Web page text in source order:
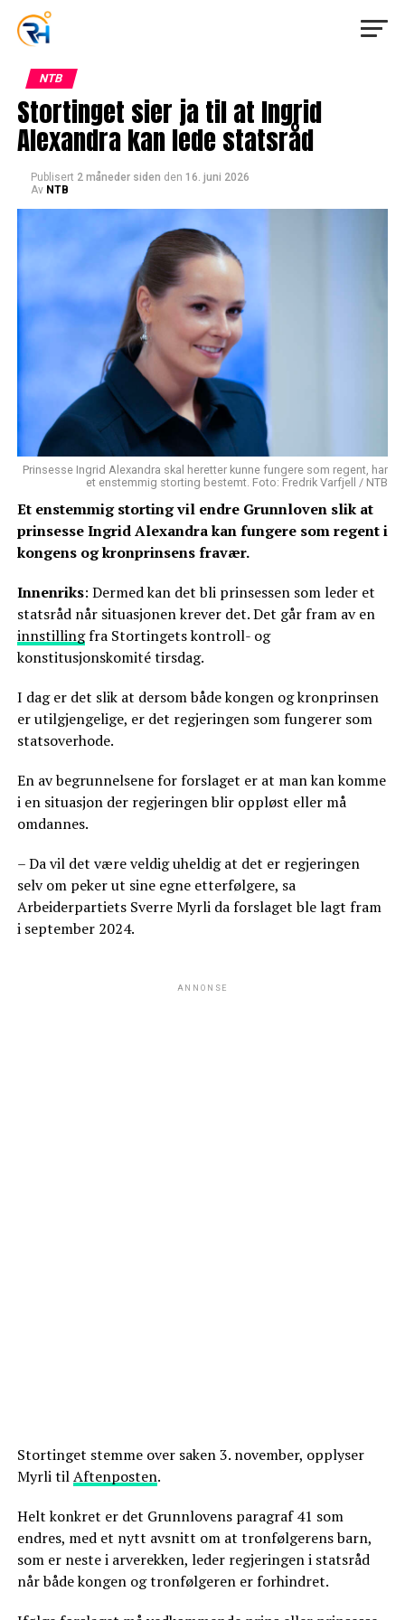
NTB
Stortinget sier ja til at Ingrid
Alexandra kan lede statsråd
Publisert 2 måneder siden den 16. juni 2026
Av NTB
Prinsesse Ingrid Alexandra skal heretter kunne fungere som regent, har
et enstemmig storting bestemt. Foto: Fredrik Varfjell / NTB
Et enstemmig storting vil endre Grunnloven slik at
prinsesse Ingrid Alexandra kan fungere som regent i
kongens og kronprinsens fravær.
Innenriks: Dermed kan det bli prinsessen som leder et
statsråd når situasjonen krever det. Det går fram av en
innstillingfra Stortingets kontroll- og
konstitusjonskomité tirsdag.
I dag er det slik at dersom både kongen og kronprinsen
er utilgjengelige, er det regjeringen som fungerer som
statsoverhode.
En av begrunnelsene for forslaget er at man kan komme
i en situasjon der regjeringen blir oppløst eller må
omdannes.
– Da vil det være veldig uheldig at det er regjeringen
selv om peker ut sine egne etterfølgere, sa
Arbeiderpartiets Sverre Myrli da forslaget ble lagt fram
i september 2024.
ANNONSE
Stortinget stemme over saken 3. november, opplyser
Myrli tilAftenposten.
Helt konkret er det Grunnlovens paragraf 41 som
endres, med et nytt avsnitt om at tronfølgerens barn,
som er neste i arverekken, leder regjeringen i statsråd
når både kongen og tronfølgeren er forhindret.